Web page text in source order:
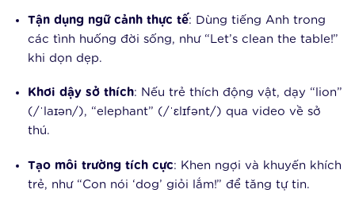
Tận dụng ngữ cảnh thực tế: Dùng tiếng Anh trong
các tình huống đời sống, như “Let’s clean the table!”
khi dọn dẹp.
Khơi dậy sở thích: Nếu trẻ thích động vật, dạy “lion”
(/ˈlaɪən/), “elephant” (/ˈɛlɪfənt/) qua video về sở
thú.
Tạo môi trường tích cực: Khen ngợi và khuyến khích
trẻ, như “Con nói ‘dog’ giỏi lắm!” để tăng tự tin.